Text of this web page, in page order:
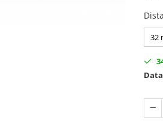
32